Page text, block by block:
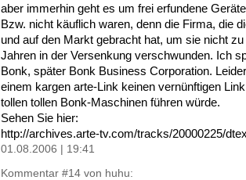
aber immerhin geht es um frei erfundene
Bzw. nicht käuflich waren, denn die Firma, die
und auf den Markt gebracht hat, um sie nicht
Jahren in der Versenkung verschwunden. Ich
Bonk, später Bonk Business Corporation.
einem kargen arte-Link keinen vernünftigen
tollen tollen Bonk-Maschinen führen würde.
Sehen Sie hier:
http://archives.arte-tv.com/tracks/20000225/
01.08.2006 | 19:41
Kommentar #14 von huhu: